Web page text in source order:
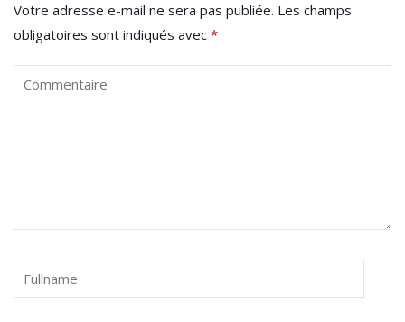
Votre adresse e-mail ne sera pas publiée. Les champs
obligatoires sont indiqués avec *